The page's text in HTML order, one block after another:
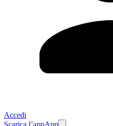
Accedi
Scarica l’appApp